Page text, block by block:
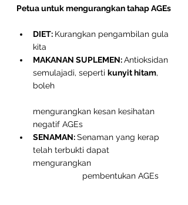
DIET: Kurangkan pengambilan gula
kita
MAKANAN SUPLEMEN: Antioksidan
semulajadi, seperti kunyit hitam,
boleh
mengurangkan kesan kesihatan
negatif AGEs
SENAMAN: Senaman yang kerap
telah terbukti dapat
mengurangkan
                     pembentukan AGEs